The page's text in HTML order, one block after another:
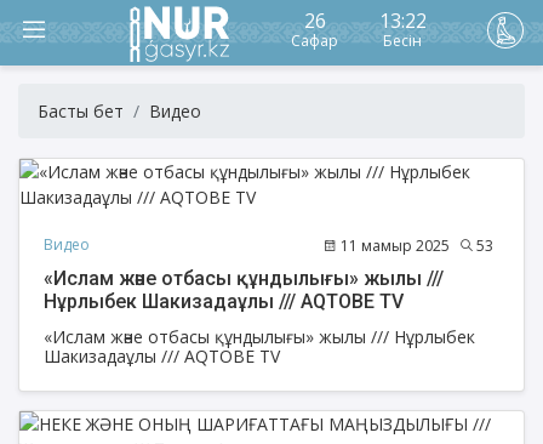
26
Сафар
13:22
Бесін
Басты бет Видео
Видео 11 мамыр 2025 53
«Ислам және отбасы құндылығы» жылы ///
Нұрлыбек Шакизадаұлы /// AQTOBE TV
«Ислам және отбасы құндылығы» жылы /// Нұрлыбек
Шакизадаұлы /// AQTOBE TV